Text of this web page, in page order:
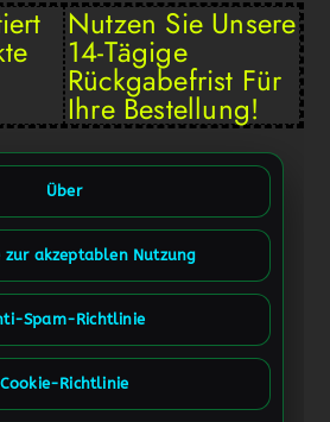
Nutzen Sie Unsere
14-Tägige
Rückgabefrist Für
Ihre Bestellung!
Über
zur akzeptablen Nutzung
Spam-Richtlinie
Cookie-Richtlinie